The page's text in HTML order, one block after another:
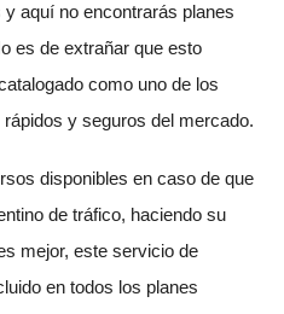
aquí no encontrarás planes
es de extrañar que esto
como uno de los
y seguros del mercado.
disponibles en caso de que
de tráfico, haciendo su
mejor, este servicio de
en todos los planes